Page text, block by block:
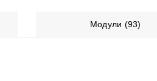
Модули (93)